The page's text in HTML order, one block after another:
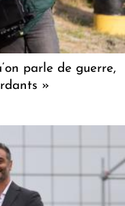
parle de guerre,
»